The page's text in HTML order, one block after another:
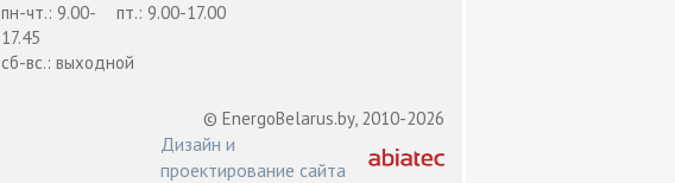
пн-чт.: 9.00-
17.45
пт.: 9.00-17.00
сб-вс.: выходной
© EnergoBelarus.by, 2010-2026
Дизайн и
проектирование сайта